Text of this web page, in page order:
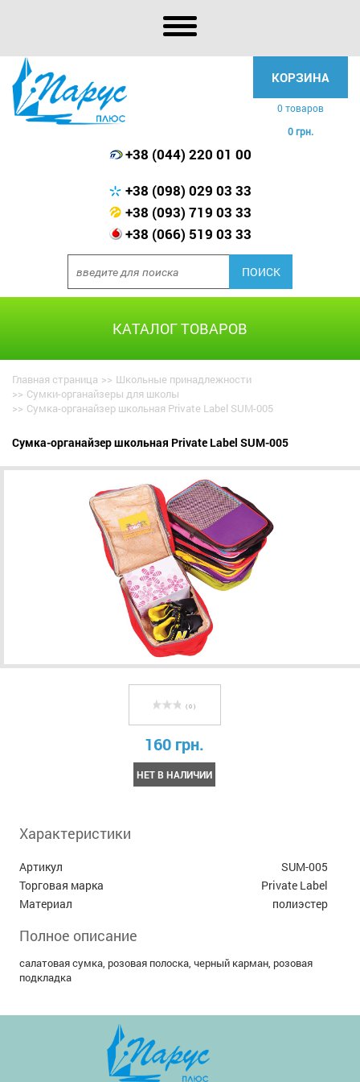
КОРЗИНА
0 товаров
0 грн.
+38 (044) 220 01 00
+38 (098) 029 03 33
+38 (093) 719 03 33
+38 (066) 519 03 33
КАТАЛОГ ТОВАРОВ
Главная страница >> Школьные принадлежности
>> Сумки-органайзеры для школы
>> Сумка-органайзер школьная Private Label SUM-005
Сумка-органайзер школьная Private Label SUM-005
( 0 )
160 грн.
НЕТ В НАЛИЧИИ
Характеристики
Артикул
SUM-005
Торговая марка
Private Label
Материал
полиэстер
Полное описание
салатовая сумка, розовая полоска, черный карман, розовая
подкладка